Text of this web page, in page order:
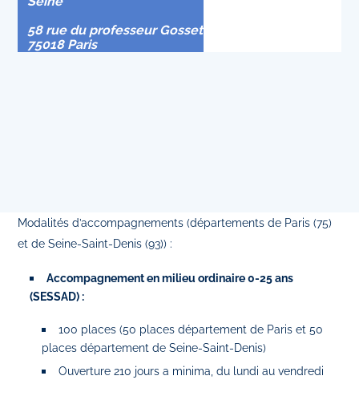
58 rue du professeur Gosset
75018 Paris
Modalités d’accompagnements (départements de Paris (75)
et de Seine-Saint-Denis (93)) :
Accompagnement en milieu ordinaire 0-25 ans
(SESSAD) :
100 places (50 places département de Paris et 50
places département de Seine-Saint-Denis)
Ouverture 210 jours a minima, du lundi au vendredi